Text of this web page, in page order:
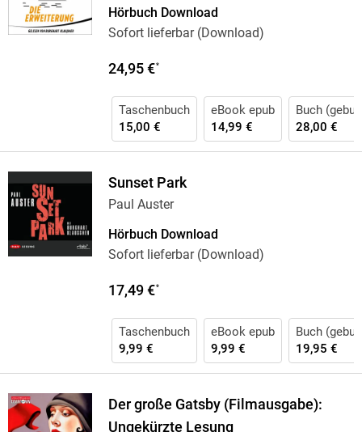
Hörbuch Download
Sofort lieferbar (Download)
24,95 €*
Taschenbuch
15,00 €
eBook epub
14,99 €
Buch
28,00 €
Sunset Park
Paul Auster
Hörbuch Download
Sofort lieferbar (Download)
17,49 €*
Taschenbuch
9,99 €
eBook epub
9,99 €
Buch
19,95 €
Der große Gatsby (Filmausgabe):
Ungekürzte Lesung